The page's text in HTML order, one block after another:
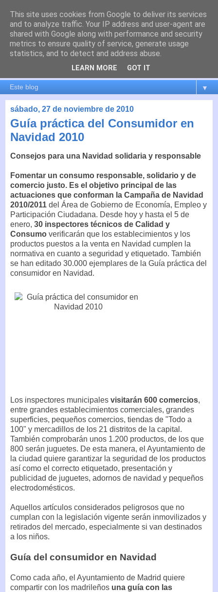
es por madrid
El blog de Madrid y su actualidad, proyectos, transporte,
movilidad, arquitectura, participación, medio ambiente,
educación, empleo, ...
▼
sábado, 27 de noviembre de 2010
Guía práctica del Consumidor en
Navidad 2010
Consejos para una Navidad solidaria y responsable
Fomentar un consumo responsable, solidario y de
comercio justo. Es el objetivo principal de las
actuaciones que conforman la Campaña de Navidad
2010/2011 del Área de Gobierno de Economía, Empleo y
Participación Ciudadana. Desde hoy y hasta el 5 de
enero, 30 inspectores técnicos de Calidad y
Consumo verificarán que los establecimientos y los
productos puestos a la venta en Navidad cumplen la
normativa en cuanto a seguridad y etiquetado. También
se han editado 30.000 ejemplares de la Guía práctica del
consumidor en Navidad.
Los inspectores municipales visitarán 600 comercios,
entre grandes establecimientos comerciales, grandes
superficies, pequeños comercios, tiendas de "Todo a
100" y mercadillos de los 21 distritos de la capital.
También comprobarán unos 1.200 productos, de los que
800 serán juguetes. De esta manera, el Ayuntamiento de
la ciudad quiere garantizar la seguridad de los productos
así como el correcto etiquetado, presentación y
publicidad de juguetes, adornos de navidad y pequeños
electrodomésticos.
Aquellos artículos considerados peligrosos que no
cumplan con la legislación vigente serán inmovilizados y
retirados del mercado, especialmente si van destinados
a los niños.
Guía del consumidor en Navidad
Como cada año, el Ayuntamiento de Madrid quiere
compartir con los madrileños una guía con las
This site uses cookies from Google to deliver its services
and to analyze traffic. Your IP address and user-agent are
shared with Google along with performance and security
metrics to ensure quality of service, generate usage
statistics, and to detect and address abuse.
LEARN MORE GOT IT